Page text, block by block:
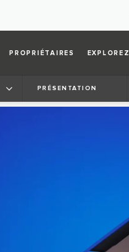
PROPRIÉTAIRES EXPLOREZ
PRÉSENTATION